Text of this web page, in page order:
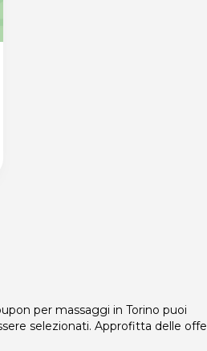
presso Dive Di
nella categoria
per massaggi in Torino puoi
selezionati. Approfitta delle